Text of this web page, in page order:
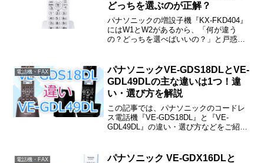
どっちを選ぶのが正解？
パナソニックの増設子機『KX-FKD404』
にはW1とW2があるから、「何が違う
の？どっちを選べばいいの？」と戸惑わ
ね。最初に結論だけ簡単にご紹介してお
くと、違いは見た...
電話機・FAX
パナソニックVE-GDS18DLとVE-
GDL49DLの主な違いは1つ！違
い・選び方を解説
この記事では、パナソニックのコードレ
ス電話機『VE-GDS18DL』と『VE-
GDL49DL』の違い・選び方などをご紹介
場所」だけで、その他の機能・性能はほ
電話機・FAX
パナソニック VE-GDX16DLと